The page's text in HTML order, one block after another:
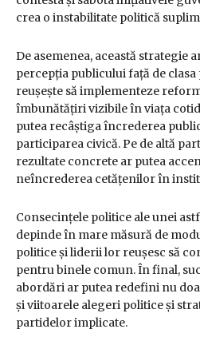
crea o instabilitate politică
De asemenea, această strategie
percepția publicului față de
reușește să implementeze
îmbunătățiri vizibile în viața
putea recâștiga încrederea
participarea civică. Pe de altă
rezultate concrete ar putea
neîncrederea cetățenilor în
Consecințele politice ale unei
depinde în mare măsură de
politice și liderii lor reușesc să
pentru binele comun. În final,
abordări ar putea redefini nu
și viitoarele alegeri politice și
partidelor implicate.